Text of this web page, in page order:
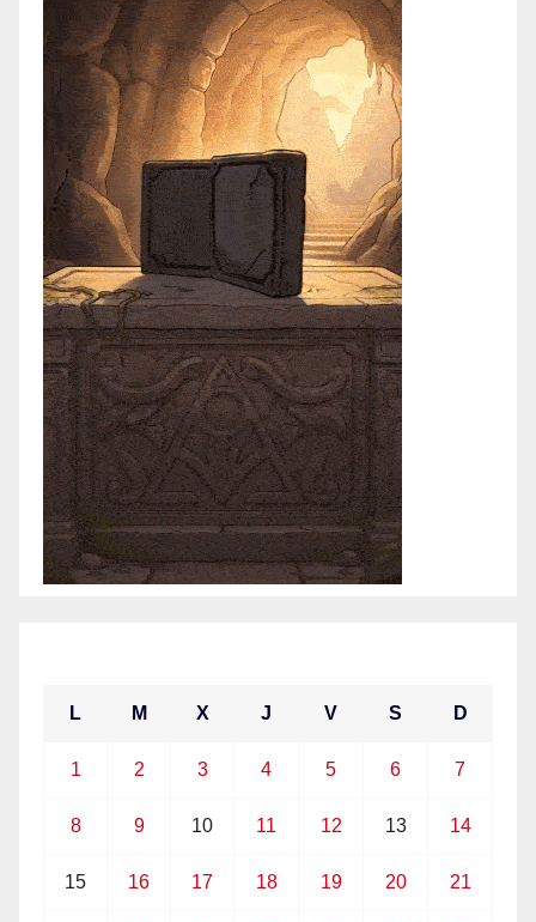
L M X J V S D
1 2 3 4 5 6 7
8 9 10 11 12 13 14
15 16 17 18 19 20 21